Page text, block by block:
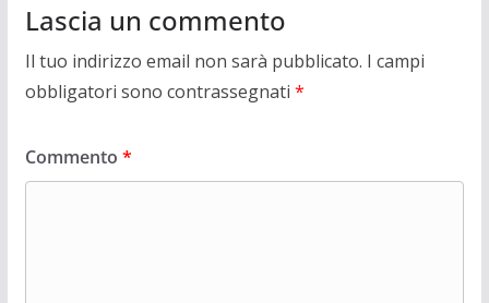
Lascia un commento
Il tuo indirizzo email non sarà pubblicato. I campi
obbligatori sono contrassegnati *
Commento *